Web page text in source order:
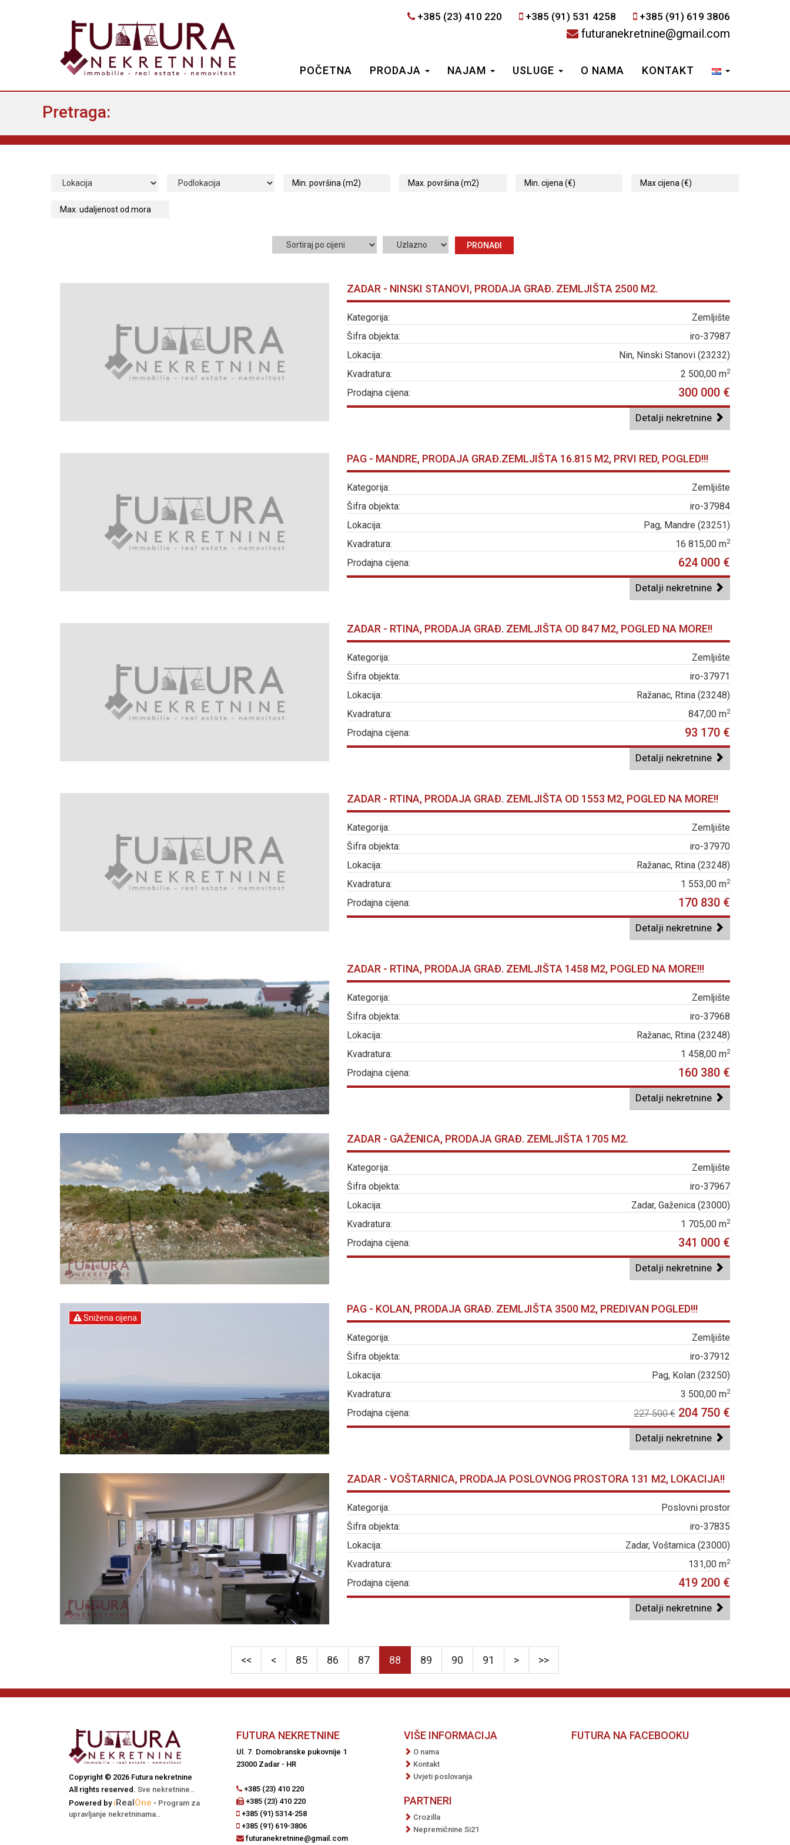
+385 (23) 410 220 +385 (91) 531 4258 +385 (91) 619 3806
futuranekretnine@gmail.com
POČETNA PRODAJA NAJAM USLUGE O NAMA KONTAKT
Pretraga:
PRONAĐI
ZADAR - NINSKI STANOVI, PRODAJA GRAĐ. ZEMLJIŠTA 2500 M2.
Kategorija:
Zemljište
Šifra objekta:
iro-37987
Lokacija:
Nin, Ninski Stanovi (23232)
Kvadratura:
2 500,00 m2
Prodajna cijena: 300 000 €
Detalji nekretnine
PAG - MANDRE, PRODAJA GRAĐ.ZEMLJIŠTA 16.815 M2, PRVI RED, POGLED!!!
Kategorija:
Zemljište
Šifra objekta:
iro-37984
Lokacija:
Pag, Mandre (23251)
Kvadratura:
16 815,00 m2
Prodajna cijena: 624 000 €
Detalji nekretnine
ZADAR - RTINA, PRODAJA GRAĐ. ZEMLJIŠTA OD 847 M2, POGLED NA MORE!!
Kategorija:
Zemljište
Šifra objekta:
iro-37971
Lokacija:
Ražanac, Rtina (23248)
Kvadratura:
847,00 m2
Prodajna cijena: 93 170 €
Detalji nekretnine
ZADAR - RTINA, PRODAJA GRAĐ. ZEMLJIŠTA OD 1553 M2, POGLED NA MORE!!
Kategorija:
Zemljište
Šifra objekta:
iro-37970
Lokacija:
Ražanac, Rtina (23248)
Kvadratura:
1 553,00 m2
Prodajna cijena: 170 830 €
Detalji nekretnine
ZADAR - RTINA, PRODAJA GRAĐ. ZEMLJIŠTA 1458 M2, POGLED NA MORE!!!
Kategorija:
Zemljište
Šifra objekta:
iro-37968
Lokacija:
Ražanac, Rtina (23248)
Kvadratura:
1 458,00 m2
Prodajna cijena: 160 380 €
Detalji nekretnine
ZADAR - GAŽENICA, PRODAJA GRAĐ. ZEMLJIŠTA 1705 M2.
Kategorija:
Zemljište
Šifra objekta:
iro-37967
Lokacija:
Zadar, Gaženica (23000)
Kvadratura:
1 705,00 m2
Prodajna cijena: 341 000 €
Detalji nekretnine
Snižena cijena
PAG - KOLAN, PRODAJA GRAĐ. ZEMLJIŠTA 3500 M2, PREDIVAN POGLED!!!
Kategorija:
Zemljište
Šifra objekta:
iro-37912
Lokacija:
Pag, Kolan (23250)
Kvadratura:
3 500,00 m2
Prodajna cijena: 227 500 € 204 750 €
Detalji nekretnine
ZADAR - VOŠTARNICA, PRODAJA POSLOVNOG PROSTORA 131 M2, LOKACIJA!!
Kategorija:
Poslovni prostor
Šifra objekta:
iro-37835
Lokacija:
Zadar, Voštarnica (23000)
Kvadratura:
131,00 m2
Prodajna cijena: 419 200 €
Detalji nekretnine
<< < 85 86 87 88 89 90 91 > >>
Copyright © 2026 Futura nekretnine
All rights reserved. Sve nekretnine..
Powered by iRealOne - Program za
upravljanje nekretninama..
FUTURA NEKRETNINE
Ul. 7. Domobranske pukovnije 1
23000 Zadar - HR
+385 (23) 410 220
+385 (23) 410 220
+385 (91) 5314-258
+385 (91) 619-3806
futuranekretnine@gmail.com
VIŠE INFORMACIJA
O nama
Kontakt
Uvjeti poslovanja
PARTNERI
Crozilla
Nepremičnine Si21
FUTURA NA FACEBOOKU